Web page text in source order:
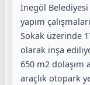
İnegöl
yapım
Sokak üzerinde
olarak inşa
650 m2 dolaşım
araçlık otopark